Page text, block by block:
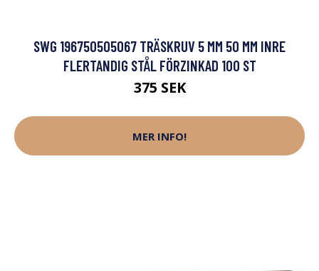
SWG 196750505067 TRÄSKRUV 5 MM 50 MM INRE
FLERTANDIG STÅL FÖRZINKAD 100 ST
375 SEK
MER INFO!